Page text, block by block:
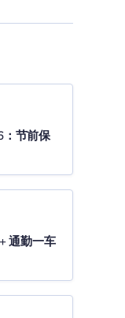
：节前保
通勤一车